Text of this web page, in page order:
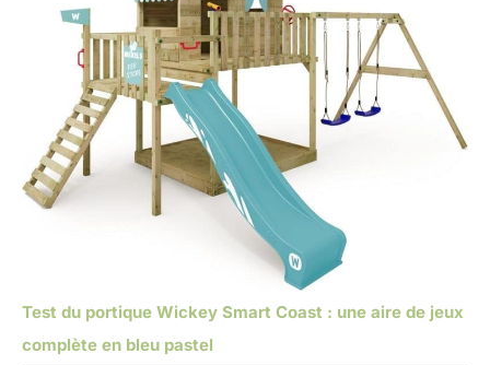
Test du portique Wickey Smart Coast : une aire de jeux
complète en bleu pastel